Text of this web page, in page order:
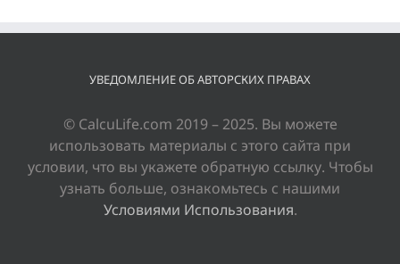
УВЕДОМЛЕНИЕ ОБ АВТОРСКИХ ПРАВАХ
© CalcuLife.com 2019 – 2025. Вы можете
использовать материалы с этого сайта при
условии, что вы укажете обратную ссылку. Чтобы
узнать больше, ознакомьтесь с нашими
Условиями Использования.